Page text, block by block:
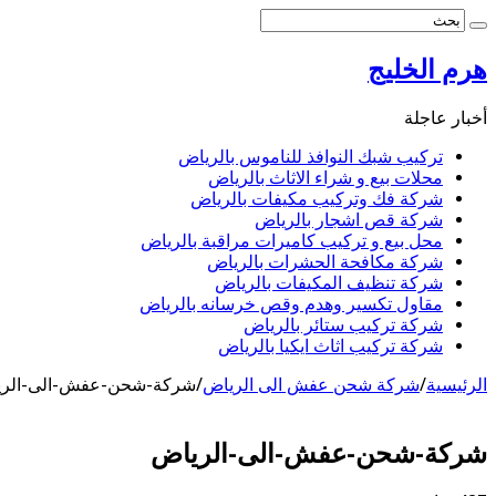
هرم الخليج
أخبار عاجلة
تركيب شبك النوافذ للناموس بالرياض
محلات بيع و شراء الاثاث بالرياض
شركة فك وتركيب مكيفات بالرياض
شركة قص اشجار بالرياض
محل بيع و تركيب كاميرات مراقبة بالرياض
شركة مكافحة الحشرات بالرياض
شركة تنظيف المكيفات بالرياض
مقاول تكسير وهدم وقص خرسانه بالرياض
شركة تركيب ستائر بالرياض
شركة تركيب اثاث ايكيا بالرياض
الرئيسية/شركة شحن عفش الى الرياض/شركة-شحن-عفش-الى-
شركة-شحن-عفش-الى-الرياض